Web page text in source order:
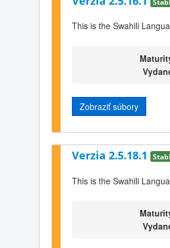
This is the Swahili
Zobraziť súbory
Verzia 2.5.18.1
This is the Swahili